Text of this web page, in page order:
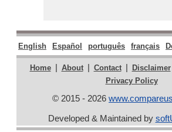
English Español português français
Home | About | Contact | Disclaimer
Privacy Policy
© 2015 - 2026
Developed & Maintained by